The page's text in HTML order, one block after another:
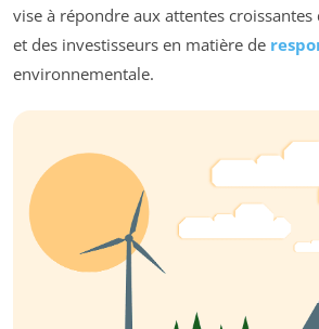
vise à répondre aux attentes
et des investisseurs en matière de
environnementale.